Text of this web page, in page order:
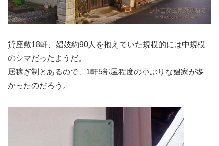
貸座敷18軒、娼妓約90人を抱えていた規模的には中規模
のシマだったようだ。
居稼ぎ制とあるので、1軒5部屋程度の小ぶりな娼家が多
かったのだろう。